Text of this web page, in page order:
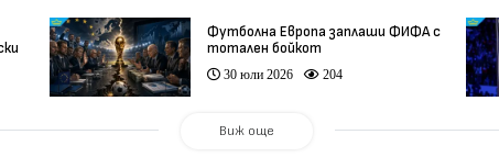
Футболна Европа заплаши ФИФА с
тотален бойкот
30 юли 2026 204
Виж още